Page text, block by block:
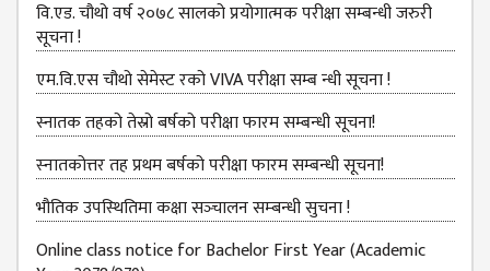
M.ED THIRD
SEMESTERS
M.ED FOURTH
SEMESTERS
MANAGEMENT
(MBS)
MBS FIRST
SEMESTERS
वि.एड. चौथो वर्ष २०७८ सालको प्रयोगात्मक परीक्षा सम्बन्धी जरुरी
सूचना !
एम.वि.एस चौथो सेमेस्ट रको VIVA परीक्षा सम्ब न्धी सूचना !
स्नातक तहको तेस्रो बर्षको परीक्षा फारम सम्बन्‍धी सूचना!
स्‍नातकोत्तर तह प्रथम बर्षको परीक्षा फारम सम्बन्‍धी सूचना!
भौतिक उपस्‍थितिमा कक्षा सञ्‍चालन सम्‍बन्‍धी सुचना !
Online class notice for Bachelor First Year (Academic